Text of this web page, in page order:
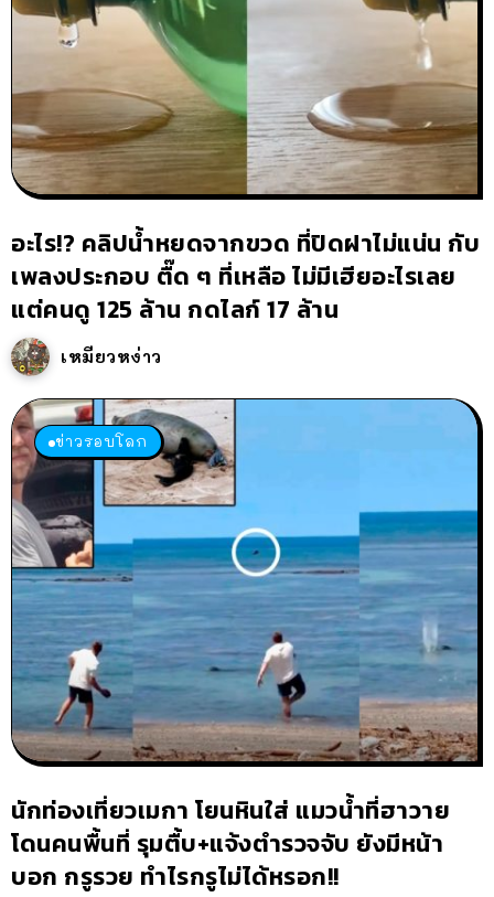
อะไร!? คลิปน้ำหยดจากขวด ที่ปิดฝาไม่แน่น กับ
เพลงประกอบ ตื๊ด ๆ ที่เหลือ ไม่มีเฮียอะไรเลย
แต่คนดู 125 ล้าน กดไลก์ 17 ล้าน
เหมียวหง่าว
ข่าวรอบโลก
นักท่องเที่ยวเมกา โยนหินใส่ แมวน้ำที่ฮาวาย
โดนคนพื้นที่ รุมตื้บ+แจ้งตำรวจจับ ยังมีหน้า
บอก กรูรวย ทำไรกรูไม่ได้หรอก!!